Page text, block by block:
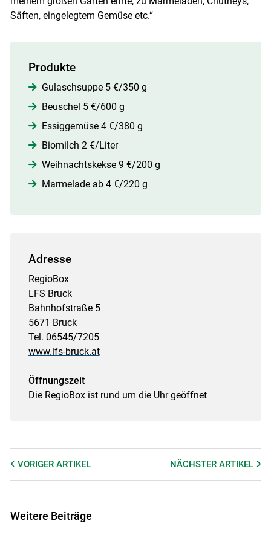
Säften, eingelegtem Gemüse etc.“
Produkte
Gulaschsuppe 5 €/350 g
Beuschel 5 €/600 g
Essiggemüse 4 €/380 g
Biomilch 2 €/Liter
Weihnachtskekse 9 €/200 g
​​​​​​​ Marmelade ab 4 €/220 g
Adresse
RegioBox
LFS Bruck
Bahnhofstraße 5
5671 Bruck
Tel. 06545/7205
www.lfs-bruck.at
Öffnungszeit
Die RegioBox ist rund um die Uhr geöffnet
VORIGER ARTIKEL NÄCHSTERARTIKEL
Weitere Beiträge